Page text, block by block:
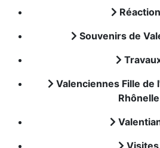
Souvenirs de
Valenciennes Fille de
Rhônelle
Visites